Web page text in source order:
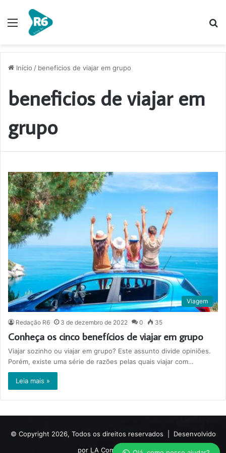
Menu
Início / beneficios de viajar em grupo
beneficios de viajar em
grupo
Viagem
Redação R6 3 de dezembro de 2022 0 35
Conheça os cinco benefícios de viajar em grupo
Viajar sozinho ou viajar em grupo? Este assunto divide opiniões.
Porém, existe uma série de razões pelas quais viajar com…
Leia mais »
© Copyright 2026, Todos os direitos reservados | Desenvolvido
por LA Comunicações.